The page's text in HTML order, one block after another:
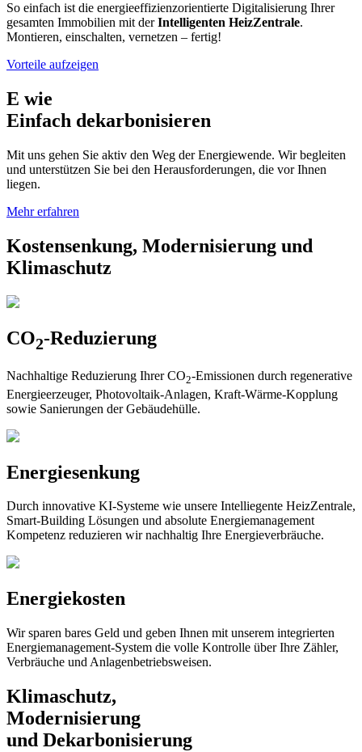
So einfach ist die energieeffizienzorientierte Digitalisierung Ihrer
gesamten Immobilien mit derIntelligenten HeizZentrale.
Montieren, einschalten, vernetzen – fertig!
Vorteile aufzeigen
E wie
Einfach dekarbonisieren
Mit uns gehen Sie aktiv den Weg der Energiewende. Wir begleiten
und unterstützen Sie bei den Herausforderungen, die vor Ihnen
liegen.
Mehr erfahren
Kostensenkung, Modernisierung und
Klimaschutz
CO2-Reduzierung
Nachhaltige Reduzierung Ihrer CO2-Emissionen durch regenerative
Energieerzeuger, Photovoltaik-Anlagen, Kraft-Wärme-Kopplung
sowie Sanierungen der Gebäudehülle.
Energiesenkung
Durch innovative KI-Systeme wie unsere Intelliegente HeizZentrale,
Smart-Building Lösungen und absolute Energiemanagement
Kompetenz reduzieren wir nachhaltig Ihre Energieverbräuche.
Energiekosten
Wir sparen bares Geld und geben Ihnen mit unserem integrierten
Energiemanagement-System die volle Kontrolle über Ihre Zähler,
Verbräuche und Anlagenbetriebsweisen.
Klimaschutz,
Modernisierung
und Dekarbonisierung